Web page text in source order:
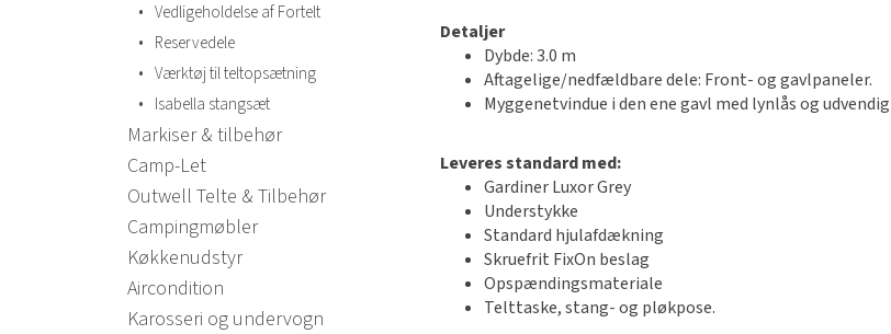
• Vedligeholdelse af Fortelt
• Reservedele
• Værktøj til teltopsætning
• Isabella stangsæt
Markiser & tilbehør
Camp-Let
Outwell Telte & Tilbehør
Campingmøbler
Køkkenudstyr
Aircondition
Karosseri og undervogn
Detaljer
Dybde: 3.0 m
Aftagelige/nedfældbare dele: Front- og gavlpaneler.
Myggenetvindue i den ene gavl med lynlås og
Leveres standard med:
Gardiner Luxor Grey
Understykke
Standard hjulafdækning
Skruefrit FixOn beslag
Opspændingsmateriale
Telttaske, stang- og pløkpose.